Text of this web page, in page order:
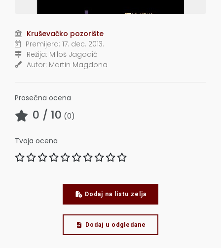
Kruševačko pozorište
Premijera: 17. dec. 2013.
Režija: Miloš Jagodić
Autor: Martin Magdona
Prosečna ocena
0 / 10 (0)
Tvoja ocena
Dodaj na listu zelja
Dodaj u odgledane